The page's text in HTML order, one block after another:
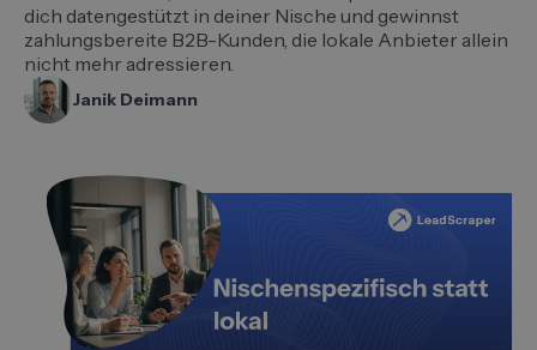
dich datengestützt in deiner Nische und gewinnst
zahlungsbereite B2B-Kunden, die lokale Anbieter allein
nicht mehr adressieren.
Janik Deimann